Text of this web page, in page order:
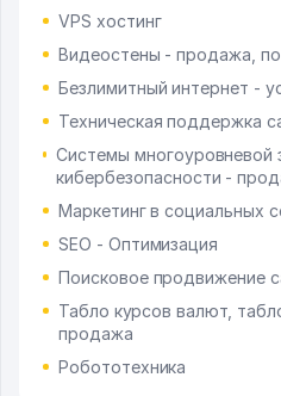
VPS хостинг
Видеостены - продажа,
Безлимитный интернет -
Техническая поддержка
Системы многоуровневой
кибербезопасности -
Маркетинг в социальных
SEO - Оптимизация
Поисковое продвижение
Табло курсов валют,
продажа
Робототехника